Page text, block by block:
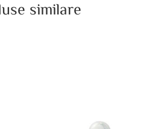
similare